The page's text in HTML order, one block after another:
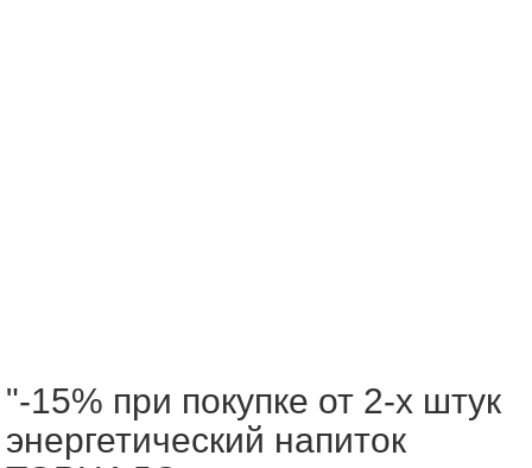
"-15% при покупке от 2-х штук
энергетический напиток